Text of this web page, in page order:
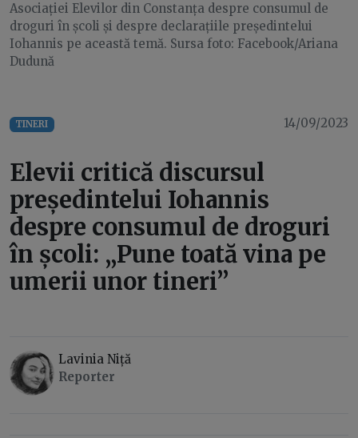
Asociației Elevilor din Constanța despre consumul de
droguri în școli și despre declarațiile președintelui
Iohannis pe această temă. Sursa foto: Facebook/Ariana
Dudună
TINERI 14/09/2023
Elevii critică discursul
președintelui Iohannis
despre consumul de droguri
în școli: „Pune toată vina pe
umerii unor tineri’’
Lavinia Niță
Reporter